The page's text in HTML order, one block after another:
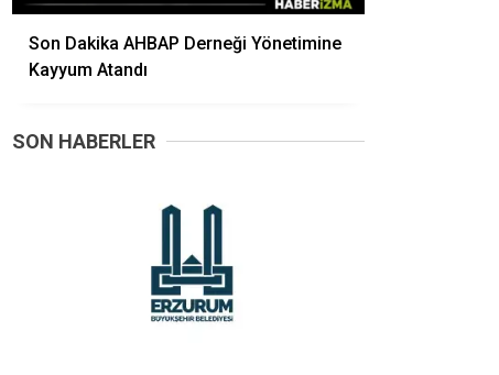
Son Dakika AHBAP Derneği Yönetimine
Kayyum Atandı
SON HABERLER